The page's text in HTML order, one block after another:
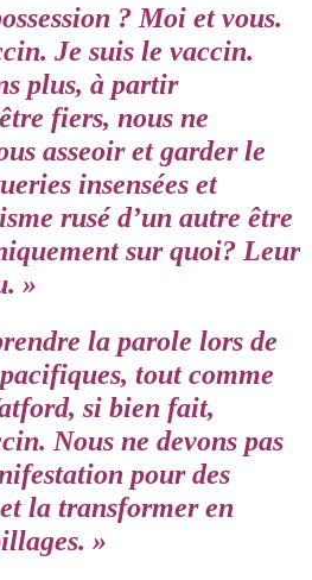
? Moi et vous.
Je suis le vaccin.
plus, à partir
fiers, nous ne
asseoir et garder le
insensées et
rusé d’un autre être
sur quoi? Leur
»
la parole lors de
tout comme
si bien fait,
Nous ne devons pas
pour des
la transformer en
»